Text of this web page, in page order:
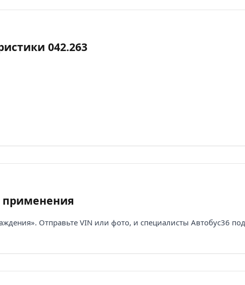
042.263
применения
Отправьте VIN или фото, и специалисты Автобус36